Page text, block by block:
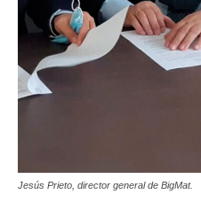
Jesús Prieto, director general de BigMat.